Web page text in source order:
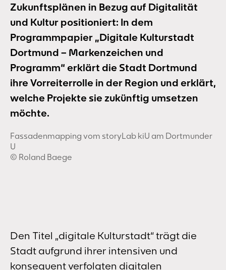
Zukunftsplänen in Bezug auf Digitalität
und Kultur positioniert: In dem
Programmpapier „Digitale Kulturstadt
Dortmund – Markenzeichen und
Programm“ erklärt die Stadt Dortmund
ihre Vorreiterrolle in der Region und erklärt,
welche Projekte sie zukünftig umsetzen
möchte.
Fassadenmapping vom storyLab kiU am Dortmunder
U
©️ Roland Baege
Den Titel „digitale Kulturstadt“ trägt die
Stadt aufgrund ihrer intensiven und
konsequent verfolgten digitalen